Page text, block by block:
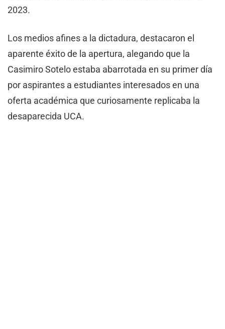
2023.
Los medios afines a la dictadura, destacaron el
aparente éxito de la apertura, alegando que la
Casimiro Sotelo estaba abarrotada en su primer día
por aspirantes a estudiantes interesados ​​en una
oferta académica que curiosamente replicaba la
desaparecida UCA.